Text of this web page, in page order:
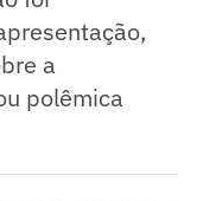
a
polêmica